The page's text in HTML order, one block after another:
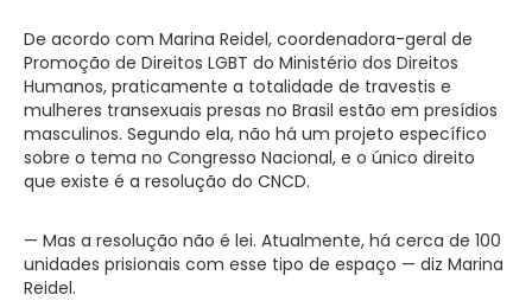
De acordo com Marina Reidel, coordenadora-geral de
Promoção de Direitos LGBT do Ministério dos Direitos
Humanos, praticamente a totalidade de travestis e
mulheres transexuais presas no Brasil estão em presídios
masculinos. Segundo ela, não há um projeto específico
sobre o tema no Congresso Nacional, e o único direito
que existe é a resolução do CNCD.
— Mas a resolução não é lei. Atualmente, há cerca de 100
unidades prisionais com esse tipo de espaço — diz Marina
Reidel.